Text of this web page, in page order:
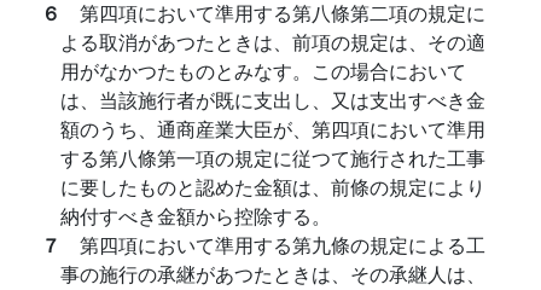
６ 第四項において準用する第八條第二項の規定に
よる取消があつたときは、前項の規定は、その適
用がなかつたものとみなす。この場合において
は、当該施行者が既に支出し、又は支出すべき金
額のうち、通商産業大臣が、第四項において準用
する第八條第一項の規定に従つて施行された工事
に要したものと認めた金額は、前條の規定により
納付すべき金額から控除する。
７ 第四項において準用する第九條の規定による工
事の施行の承継があつたときは、その承継人は、